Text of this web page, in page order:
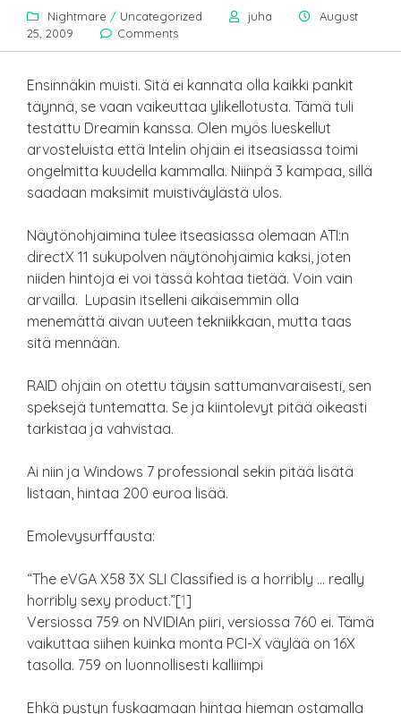
Nightmare / Uncategorized juha
August
25, 2009
Comments
Ensinnäkin muisti. Sitä ei kannata olla kaikki pankit
täynnä, se vaan vaikeuttaa ylikellotusta. Tämä tuli
testattu Dreamin kanssa. Olen myös lueskellut
arvosteluista että Intelin ohjain ei itseasiassa toimi
ongelmitta kuudella kammalla. Niinpä 3 kampaa, sillä
saadaan maksimit muistiväylästä ulos.
Näytönohjaimina tulee itseasiassa olemaan ATI:n
directX 11 sukupolven näytönohjaimia kaksi, joten
niiden hintoja ei voi tässä kohtaa tietää. Voin vain
arvailla. Lupasin itselleni aikaisemmin olla
menemättä aivan uuteen tekniikkaan, mutta taas
sitä mennään.
RAID ohjain on otettu täysin sattumanvaraisesti, sen
speksejä tuntematta. Se ja kiintolevyt pitää oikeasti
tarkistaa ja vahvistaa.
Ai niin ja Windows 7 professional sekin pitää lisätä
listaan, hintaa 200 euroa lisää.
Emolevysurffausta:
“The eVGA X58 3X SLI Classified is a horribly … really
horribly sexy product.”[1]
Versiossa 759 on NVIDIAn piiri, versiossa 760 ei. Tämä
vaikuttaa siihen kuinka monta PCI-X väylää on 16X
tasolla. 759 on luonnollisesti kalliimpi
Ehkä pystyn fuskaamaan hintaa hieman ostamalla